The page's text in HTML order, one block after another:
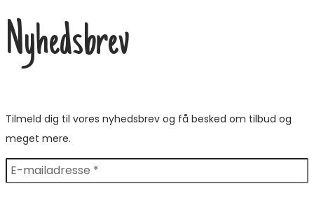
Nyhedsbrev
Tilmeld dig til vores nyhedsbrev og få besked om tilbud og
meget mere.